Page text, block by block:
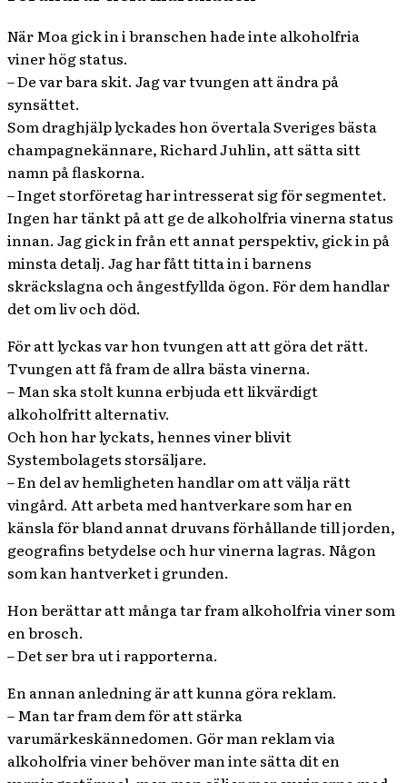
När Moa gick in i branschen hade inte alkoholfria
viner hög status.
– De var bara skit. Jag var tvungen att ändra på
synsättet.
Som draghjälp lyckades hon övertala Sveriges bästa
champagnekännare, Richard Juhlin, att sätta sitt
namn på flaskorna.
– Inget storföretag har intresserat sig för segmentet.
Ingen har tänkt på att ge de alkoholfria vinerna status
innan. Jag gick in från ett annat perspektiv, gick in på
minsta detalj. Jag har fått titta in i barnens
skräckslagna och ångestfyllda ögon. För dem handlar
det om liv och död.
För att lyckas var hon tvungen att att göra det rätt.
Tvungen att få fram de allra bästa vinerna.
– Man ska stolt kunna erbjuda ett likvärdigt
alkoholfritt alternativ.
Och hon har lyckats, hennes viner blivit
Systembolagets storsäljare.
– En del av hemligheten handlar om att välja rätt
vingård. Att arbeta med hantverkare som har en
känsla för bland annat druvans förhållande till jorden,
geografins betydelse och hur vinerna lagras. Någon
som kan hantverket i grunden.
Hon berättar att många tar fram alkoholfria viner som
en brosch.
– Det ser bra ut i rapporterna.
En annan anledning är att kunna göra reklam.
– Man tar fram dem för att stärka
varumärkeskännedomen. Gör man reklam via
alkoholfria viner behöver man inte sätta dit en